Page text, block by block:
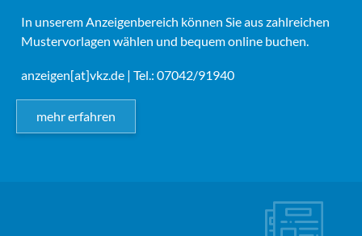
In unserem Anzeigenbereich können Sie aus zahlreichen
Mustervorlagen wählen und bequem online buchen.
anzeigen[at]vkz.de | Tel.: 07042/91940
mehr erfahren